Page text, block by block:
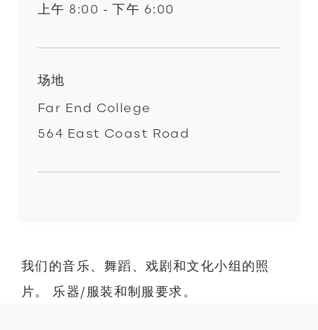
我们的音乐、舞蹈、戏剧和文化小组的照
片。 乐器/服装和制服要求。
上午 8:00 - 下午 6:00
场地
Far End College
564 East Coast Road